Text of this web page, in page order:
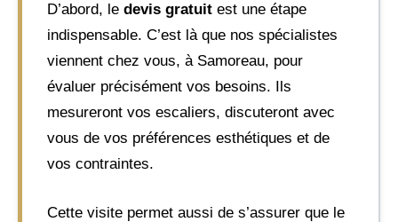
D’abord, le devis gratuit est une étape
indispensable. C’est là que nos spécialistes
viennent chez vous, à Samoreau, pour
évaluer précisément vos besoins. Ils
mesureront vos escaliers, discuteront avec
vous de vos préférences esthétiques et de
vos contraintes.
Cette visite permet aussi de s’assurer que le